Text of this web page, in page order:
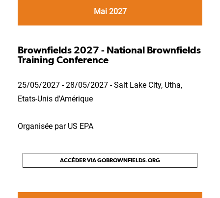
Mai 2027
Brownfields 2027 - National Brownfields
Training Conference
25/05/2027 - 28/05/2027 - Salt Lake City, Utha,
Etats-Unis d'Amérique
Organisée par US EPA
ACCÉDER VIA GOBROWNFIELDS.ORG